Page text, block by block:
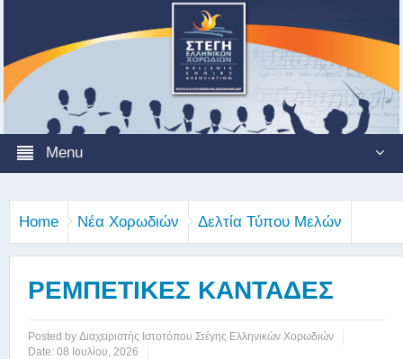
Menu
Home Νέα Χορωδιών Δελτία Τύπου Μελών
ΡΕΜΠΕΤΙΚΕΣ ΚΑΝΤΑΔΕΣ
Posted by Διαχειριστής Ιστοτόπου Στέγης Ελληνικών Χορωδιών
Date: 08 Ιουλίου, 2026